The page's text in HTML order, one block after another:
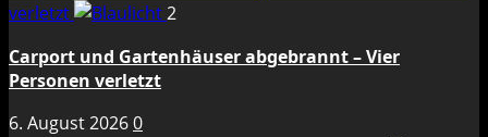
verletzt
2
Carport und Gartenhäuser abgebrannt – Vier
Personen verletzt
6. August 20260